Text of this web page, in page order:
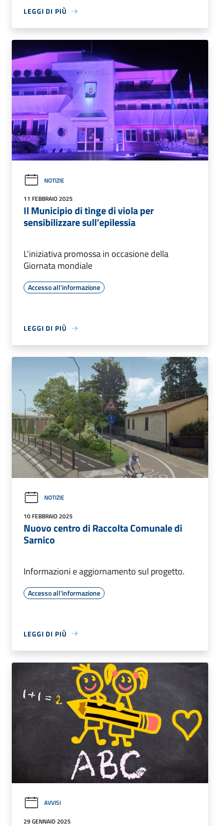
LEGGI DI PIÙ
NOTIZIE
11 FEBBRAIO 2025
Il Municipio di tinge di viola per
sensibilizzare sull’epilessia
L'iniziativa promossa in occasione della
Giornata mondiale
Accesso all'informazione
LEGGI DI PIÙ
NOTIZIE
10 FEBBRAIO 2025
Nuovo centro di Raccolta Comunale di
Sarnico
Informazioni e aggiornamento sul progetto.
Accesso all'informazione
LEGGI DI PIÙ
AVVISI
29 GENNAIO 2025